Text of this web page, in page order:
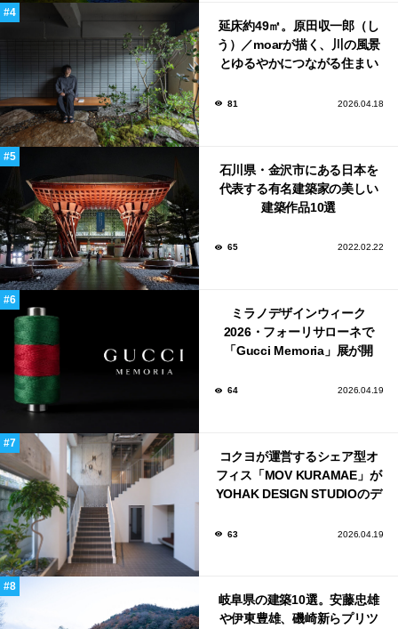
延床約49㎡。原田収一郎（し
う）／moarが描く、川の風景
とゆるやかにつながる住まい
81 2026.04.18
石川県・金沢市にある日本を
代表する有名建築家の美しい
建築作品10選
65 2022.02.22
ミラノデザインウィーク
2026・フォーリサローネで
「Gucci Memoria」展が開
64 2026.04.19
コクヨが運営するシェア型オ
フィス「MOV KURAMAE」が
YOHAK DESIGN STUDIOのデ
63 2026.04.19
岐阜県の建築10選。安藤忠雄
や伊東豊雄、磯崎新らプリツ